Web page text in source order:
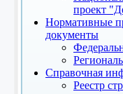
проект
Нормативные
документы
Справочная
Реестр